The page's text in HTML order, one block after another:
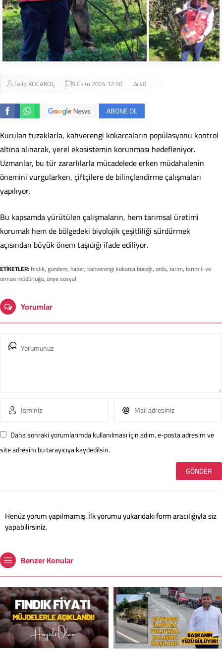
Talip KOCAKOÇ 5 Ekim 2024 12:50 40
ABONE OL
Kurulan tuzaklarla, kahverengi kokarcaların popülasyonu kontrol
altına alınarak, yerel ekosistemin korunması hedefleniyor.
Uzmanlar, bu tür zararlılarla mücadelede erken müdahalenin
önemini vurgularken, çiftçilere de bilinçlendirme çalışmaları
yapılıyor.
Bu kapsamda yürütülen çalışmaların, hem tarımsal üretimi
korumak hem de bölgedeki biyolojik çeşitliliği sürdürmek
açısından büyük önem taşıdığı ifade ediliyor.
ETİKETLER:fındık,gündem, haber, kahverengi kokarca böceği,ordu,tarım,tarım il ve
orman müdürlüğü,ünye sosyal
Yorumlar
Daha sonraki yorumlarımda kullanılması için adım, e-posta adresim ve
site adresim bu tarayıcıya kaydedilsin.
Henüz yorum yapılmamış. İlk yorumu yukarıdaki form aracılığıyla siz
yapabilirsiniz.
Benzer Konular